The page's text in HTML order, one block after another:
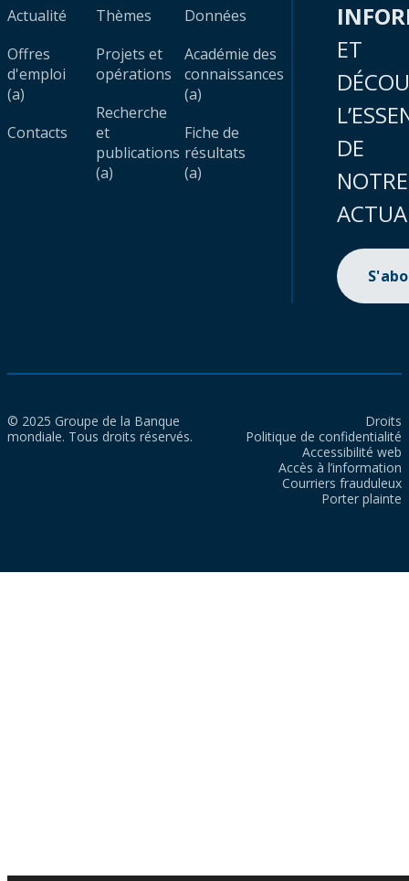
Actualité
Offres
d'emploi
(a)
Contacts
Thèmes
Projets et
opérations
Recherche
et
publications
(a)
Données
Académie des
connaissances
(a)
Fiche de
résultats
(a)
ET
DE
NOTRE
© 2025 Groupe de la Banque
mondiale. Tous droits réservés.
Droits
Politique de confidentialité
Accessibilité web
Accès à l’information
Courriers frauduleux
Porter plainte